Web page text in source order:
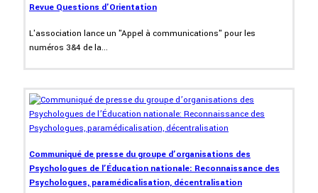
Revue Questions d'Orientation
L'association lance un "Appel à communications" pour les
numéros 3&4 de la...
Communiqué de presse du groupe d’organisations des
Psychologues de l’Éducation nationale: Reconnaissance des
Psychologues, paramédicalisation, décentralisation